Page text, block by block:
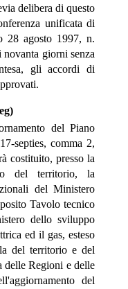
delibera di questo
unificata di
28 agosto 1997, n.
giorni senza
gli accordi di
del Piano
septies, comma 2,
costituito, presso la
del territorio, la
del Ministero
Tavolo tecnico
dello sviluppo
ed il gas, esteso
del territorio e del
delle Regioni e delle
del